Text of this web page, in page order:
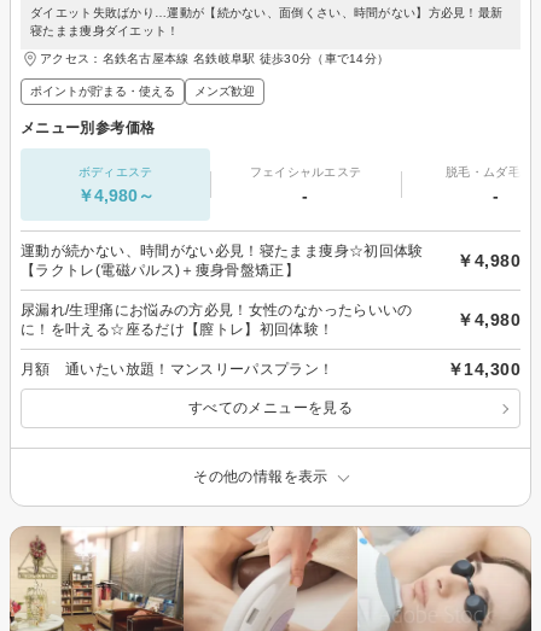
ダイエット失敗ばかり…運動が【続かない、面倒くさい、時間がない】方必見！最新
寝たまま痩身ダイエット！
アクセス：名鉄名古屋本線 名鉄岐阜駅 徒歩30分（車で14分）
ポイントが貯まる・使える メンズ歓迎
メニュー別参考価格
ボディエステ
￥4,980～
フェイシャルエステ
-
脱毛・ムダ毛処
-
運動が続かない、時間がない必見！寝たまま痩身☆初回体験
【ラクトレ(電磁パルス)＋痩身骨盤矯正】
￥4,980
尿漏れ/生理痛にお悩みの方必見！女性のなかったらいいの
に！を叶える☆座るだけ【膣トレ】初回体験！
￥4,980
月額 通いたい放題！マンスリーパスプラン！ ￥14,300
すべてのメニューを見る
その他の情報を表示